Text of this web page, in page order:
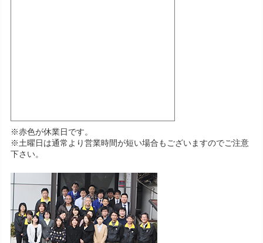
※赤色が休業日です。
※土曜日は通常より営業時間が短い場合もございますのでご注意
下さい。